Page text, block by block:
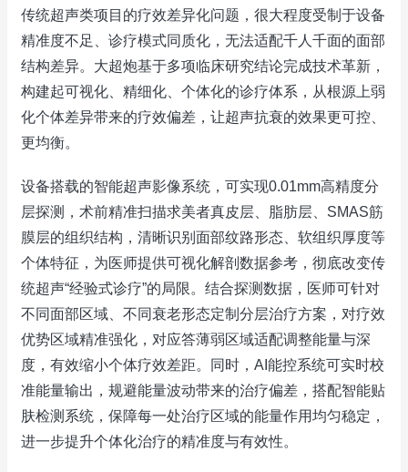
传统超声类项目的疗效差异化问题，很大程度受制于设备
精准度不足、诊疗模式同质化，无法适配千人千面的面部
结构差异。大超炮基于多项临床研究结论完成技术革新，
构建起可视化、精细化、个体化的诊疗体系，从根源上弱
化个体差异带来的疗效偏差，让超声抗衰的效果更可控、
更均衡。
设备搭载的智能超声影像系统，可实现0.01mm高精度分
层探测，术前精准扫描求美者真皮层、脂肪层、SMAS筋
膜层的组织结构，清晰识别面部纹路形态、软组织厚度等
个体特征，为医师提供可视化解剖数据参考，彻底改变传
统超声“经验式诊疗”的局限。结合探测数据，医师可针对
不同面部区域、不同衰老形态定制分层治疗方案，对疗效
优势区域精准强化，对应答薄弱区域适配调整能量与深
度，有效缩小个体疗效差距。同时，AI能控系统可实时校
准能量输出，规避能量波动带来的治疗偏差，搭配智能贴
肤检测系统，保障每一处治疗区域的能量作用均匀稳定，
进一步提升个体化治疗的精准度与有效性。